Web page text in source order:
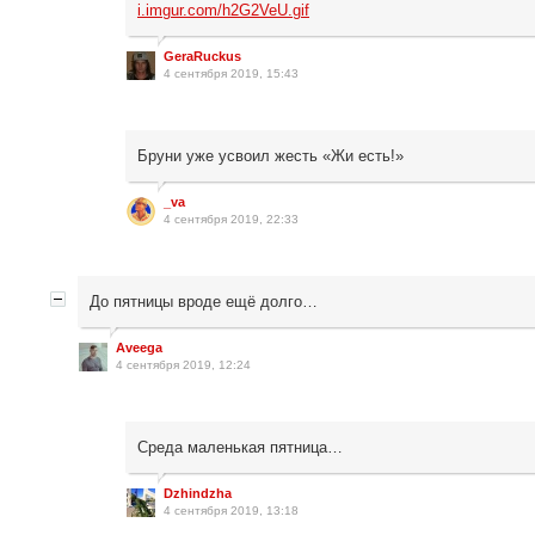
i.imgur.com/h2G2VeU.gif
GeraRuckus
4 сентября 2019, 15:43
Бруни уже усвоил жесть «Жи есть!»
_va
4 сентября 2019, 22:33
До пятницы вроде ещё долго…
Aveega
4 сентября 2019, 12:24
Среда маленькая пятница…
Dzhindzha
4 сентября 2019, 13:18